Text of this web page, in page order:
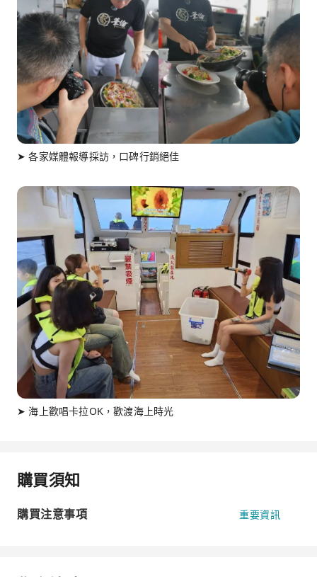
➤ 各家媒體報導採訪，口碑行銷絕佳
➤ 海上歡唱卡拉OK，歡渡海上時光
購買須知
購買注意事項 重要資訊